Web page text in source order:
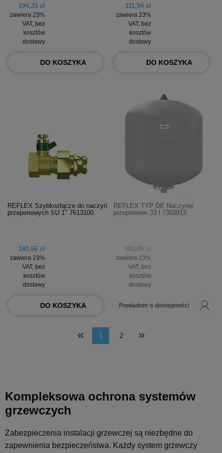
194,33 zł
zawiera 23%
VAT, bez
kosztów
dostawy
DO KOSZYKA
111,94 zł
zawiera 23%
VAT, bez
kosztów
dostawy
DO KOSZYKA
REFLEX Szybkozłącze do naczyń
przeponowych SU 1" 7613100
180,66 zł
zawiera 23%
VAT, bez
kosztów
dostawy
DO KOSZYKA
REFLEX TYP DE Naczynie
przeponowe 33 l 7303913
488,85 zł
zawiera 23%
VAT, bez
kosztów
dostawy
Powiadom o dostępności
« 1 2 »
Kompleksowa ochrona systemów
grzewczych
Zabezpieczenia instalacji grzewczej są niezbędne do
zapewnienia bezpieczeństwa. Każdy system grzewczy